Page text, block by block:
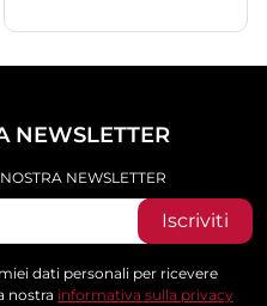
NEWSLETTER
NEWSLETTER
Iscriviti
dati personali per ricevere
nostra informativa sulla privacy